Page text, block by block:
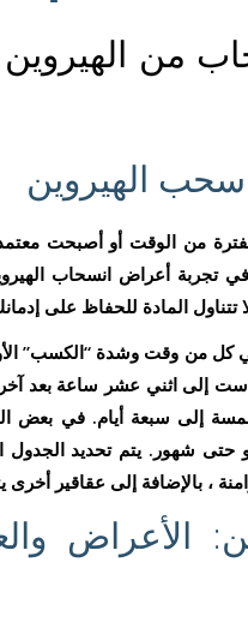
من
سحب الهيروين
من الوقت أو أصبحت
في تجربة أعراضانسحاب
تتناول المادة للحفاظ على
كل من وقت وشدة “الكسب”
إلى اثني عشر ساعة بعد آخر
حتى شهور. يتم تحديد
، بالإضافة إلى عقاقير أخرى
الأعراض